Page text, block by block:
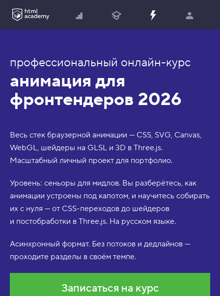
профессиональный онлайн-курс
анимация для
фронтендеров 2026
Весь стек браузерной анимации — CSS, SVG, Canvas,
WebGL, шейдеры на GLSL и 3D в Three.js.
Масштабный личный проект для портфолио.
Уровень: сеньоры для мидлов. Вы разберётесь, как
анимации устроены под капотом, и научитесь собирать
их с нуля — от CSS-переходов до шейдеров
и постобработки в Three.js. На русском языке.
Асинхронный формат. Без потоков и дедлайнов —
проходите разделы в своём темпе.
Записаться на курс